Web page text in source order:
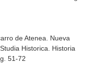
de Atenea. Nueva
Historica. Historia
51-72